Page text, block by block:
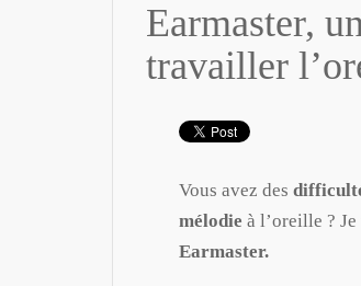
Earmaster,
travailler
Vous avez des
mélodie à l’oreille ?
Earmaster.